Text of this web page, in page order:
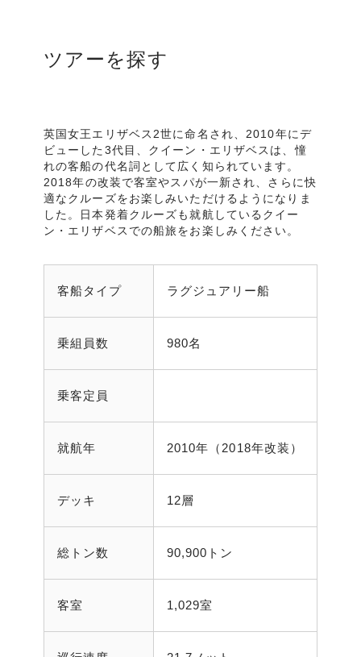
ツアーを探す
英国女王エリザベス2世に命名され、2010年にデ
ビューした3代目、クイーン・エリザベスは、憧
れの客船の代名詞として広く知られています。
2018年の改装で客室やスパが一新され、さらに快
適なクルーズをお楽しみいただけるようになりま
した。日本発着クルーズも就航しているクイー
ン・エリザベスでの船旅をお楽しみください。
客船タイプ ラグジュアリー船
乗組員数 980名
乗客定員
就航年 2010年（2018年改装）
デッキ 12層
総トン数 90,900トン
客室 1,029室